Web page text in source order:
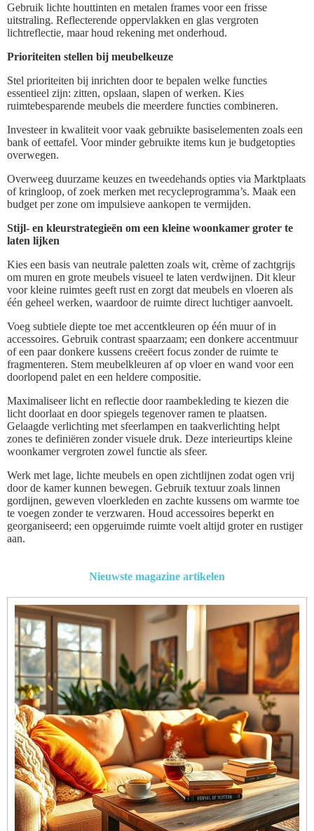
Gebruik lichte houttinten en metalen frames voor een frisse
uitstraling. Reflecterende oppervlakken en glas vergroten
lichtreflectie, maar houd rekening met onderhoud.
Prioriteiten stellen bij meubelkeuze
Stel prioriteiten bij inrichten door te bepalen welke functies
essentieel zijn: zitten, opslaan, slapen of werken. Kies
ruimtebesparende meubels die meerdere functies combineren.
Investeer in kwaliteit voor vaak gebruikte basiselementen zoals een
bank of eettafel. Voor minder gebruikte items kun je budgetopties
overwegen.
Overweeg duurzame keuzes en tweedehands opties via Marktplaats
of kringloop, of zoek merken met recycleprogramma’s. Maak een
budget per zone om impulsieve aankopen te vermijden.
Stijl- en kleurstrategieën om een kleine woonkamer groter te
laten lijken
Kies een basis van neutrale paletten zoals wit, crème of zachtgrijs
om muren en grote meubels visueel te laten verdwijnen. Dit kleur
voor kleine ruimtes geeft rust en zorgt dat meubels en vloeren als
één geheel werken, waardoor de ruimte direct luchtiger aanvoelt.
Voeg subtiele diepte toe met accentkleuren op één muur of in
accessoires. Gebruik contrast spaarzaam; een donkere accentmuur
of een paar donkere kussens creëert focus zonder de ruimte te
fragmenteren. Stem meubelkleuren af op vloer en wand voor een
doorlopend palet en een heldere compositie.
Maximaliseer licht en reflectie door raambekleding te kiezen die
licht doorlaat en door spiegels tegenover ramen te plaatsen.
Gelaagde verlichting met sfeerlampen en taakverlichting helpt
zones te definiëren zonder visuele druk. Deze interieurtips kleine
woonkamer vergroten zowel functie als sfeer.
Werk met lage, lichte meubels en open zichtlijnen zodat ogen vrij
door de kamer kunnen bewegen. Gebruik textuur zoals linnen
gordijnen, geweven vloerkleden en zachte kussens om warmte toe
te voegen zonder te verzwaren. Houd accessoires beperkt en
georganiseerd; een opgeruimde ruimte voelt altijd groter en rustiger
aan.
Nieuwste magazine artikelen